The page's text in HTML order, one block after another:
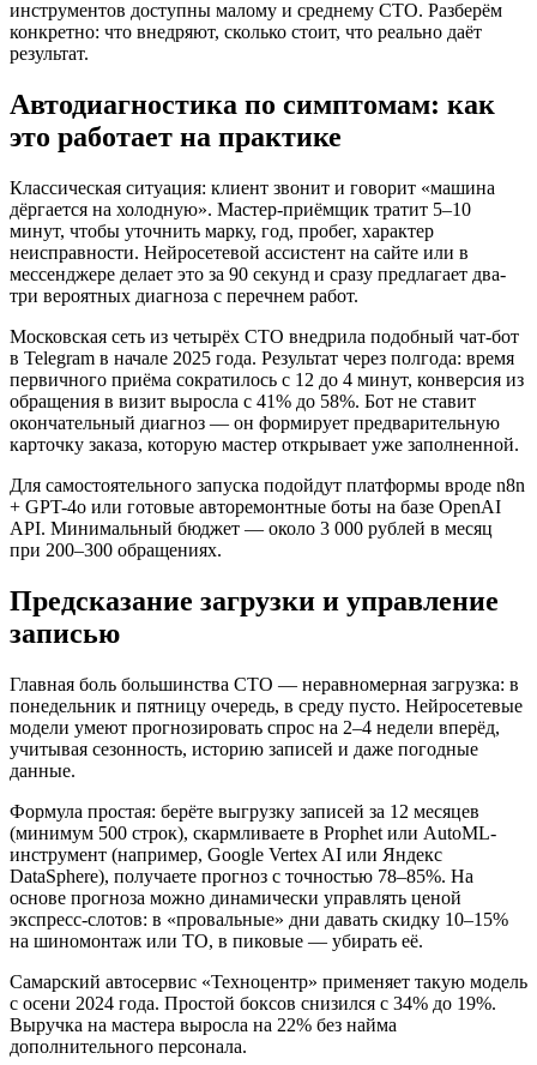
инструментов доступны малому и среднему СТО. Разберём
конкретно: что внедряют, сколько стоит, что реально даёт
результат.
Автодиагностика по симптомам: как
это работает на практике
Классическая ситуация: клиент звонит и говорит «машина
дёргается на холодную». Мастер-приёмщик тратит 5–10
минут, чтобы уточнить марку, год, пробег, характер
неисправности. Нейросетевой ассистент на сайте или в
мессенджере делает это за 90 секунд и сразу предлагает два-
три вероятных диагноза с перечнем работ.
Московская сеть из четырёх СТО внедрила подобный чат-бот
в Telegram в начале 2025 года. Результат через полгода: время
первичного приёма сократилось с 12 до 4 минут, конверсия из
обращения в визит выросла с 41% до 58%. Бот не ставит
окончательный диагноз — он формирует предварительную
карточку заказа, которую мастер открывает уже заполненной.
Для самостоятельного запуска подойдут платформы вроде n8n
+ GPT-4o или готовые авторемонтные боты на базе OpenAI
API. Минимальный бюджет — около 3 000 рублей в месяц
при 200–300 обращениях.
Предсказание загрузки и управление
записью
Главная боль большинства СТО — неравномерная загрузка: в
понедельник и пятницу очередь, в среду пусто. Нейросетевые
модели умеют прогнозировать спрос на 2–4 недели вперёд,
учитывая сезонность, историю записей и даже погодные
данные.
Формула простая: берёте выгрузку записей за 12 месяцев
(минимум 500 строк), скармливаете в Prophet или AutoML-
инструмент (например, Google Vertex AI или Яндекс
DataSphere), получаете прогноз с точностью 78–85%. На
основе прогноза можно динамически управлять ценой
экспресс-слотов: в «провальные» дни давать скидку 10–15%
на шиномонтаж или ТО, в пиковые — убирать её.
Самарский автосервис «Техноцентр» применяет такую модель
с осени 2024 года. Простой боксов снизился с 34% до 19%.
Выручка на мастера выросла на 22% без найма
дополнительного персонала.